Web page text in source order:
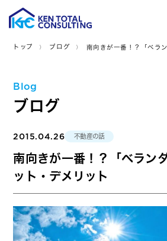
トップ ブログ 南向きが一番！？「ベラ
Blog
ブログ
2015.04.26 不動産の話
南向きが一番！？「ベラン
ット・デメリット